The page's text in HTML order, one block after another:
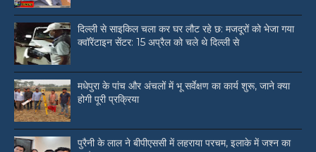
दिल्ली से साइकिल चला कर घर लौट रहे छ: मजदूरों को भेजा गया
क्वॉरेंटाइन सेंटर: 15 अप्रैल को चले थे दिल्ली से
मधेपुरा के पांच और अंचलों में भू सर्वेक्षण का कार्य शुरू, जाने क्या
होगी पूरी प्रक्रिया
पुरैनी के लाल ने बीपीएससी में लहराया परचम, इलाके में जश्न का